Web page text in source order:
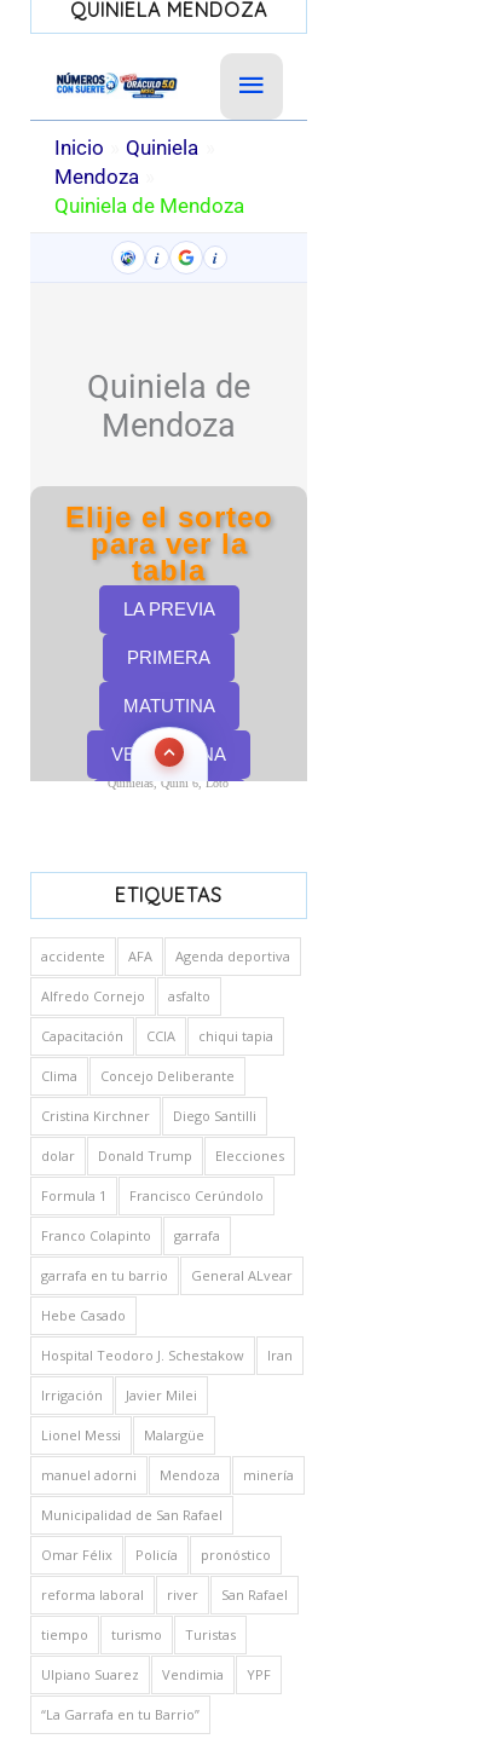
QUINIELA MENDOZA
Quinielas, Quini 6, Loto
ETIQUETAS
accidente AFA Agenda deportiva
Alfredo Cornejo asfalto
Capacitación CCIA chiqui tapia
Clima Concejo Deliberante
Cristina Kirchner Diego Santilli
dolar Donald Trump Elecciones
Formula 1 Francisco Cerúndolo
Franco Colapinto garrafa
garrafa en tu barrio General ALvear
Hebe Casado
Hospital Teodoro J. Schestakow Iran
Irrigación Javier Milei
Lionel Messi Malargüe
manuel adorni Mendoza minería
Municipalidad de San Rafael
Omar Félix Policía pronóstico
reforma laboral river San Rafael
tiempo turismo Turistas
Ulpiano Suarez Vendimia YPF
“La Garrafa en tu Barrio”